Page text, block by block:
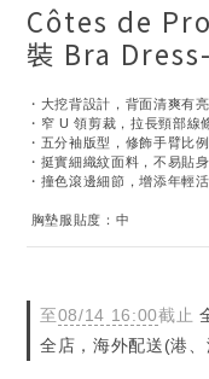
Côtes de
裝 Bra
・大挖背設計，背面清爽有
・窄 U 領剪裁，拉長頸部線
・五分袖版型，修飾手臂比例
・挺實細織紋面料，不易貼
・撞色滾邊細節，增添年輕
胸墊服貼度：中
至08/14 16:00截止
全店，海外配送(港